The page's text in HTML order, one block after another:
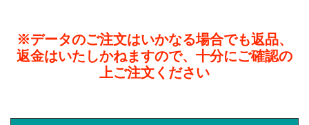
※データのご注文はいかなる場合でも返品、
返金はいたしかねますので、十分にご確認の
上ご注文ください